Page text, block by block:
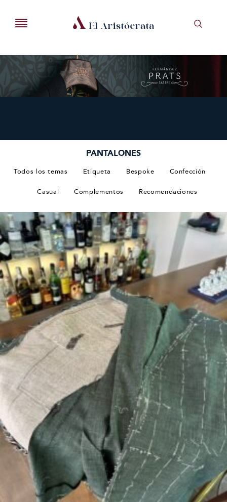
PANTALONES
Todos los temas Etiqueta Bespoke Confección
Casual Complementos Recomendaciones